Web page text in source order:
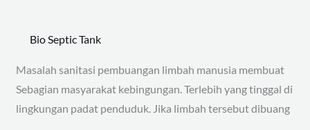
Bio Septic Tank
Masalah sanitasi pembuangan limbah manusia membuat
Sebagian masyarakat kebingungan. Terlebih yang tinggal di
lingkungan padat penduduk. Jika limbah tersebut dibuang